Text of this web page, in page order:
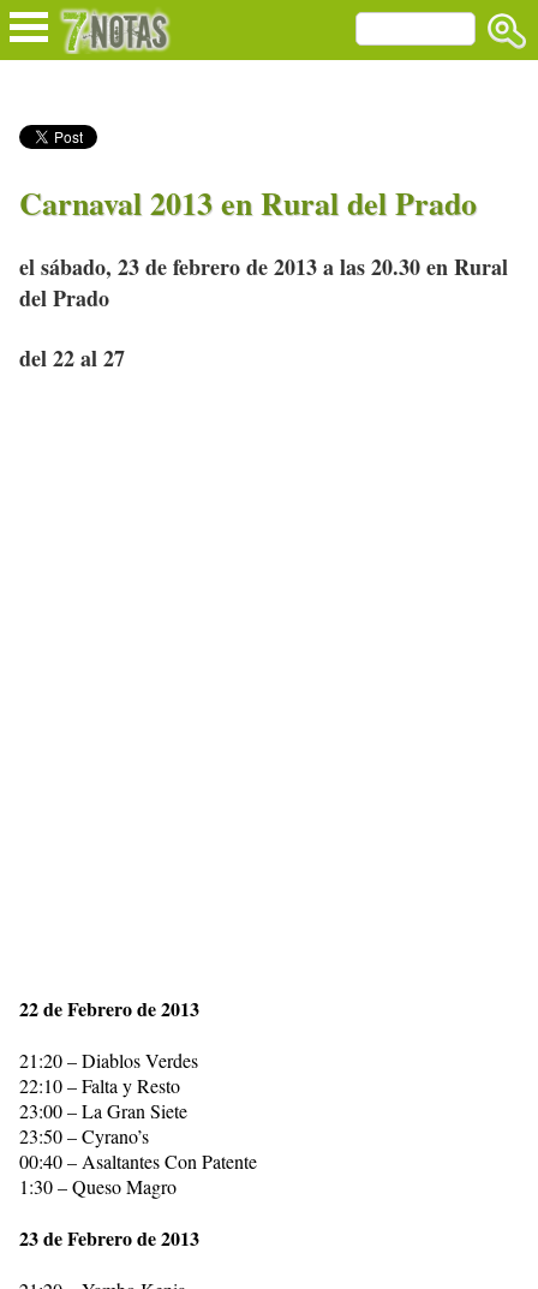
Carnaval 2013 en Rural del Prado
el sábado, 23 de febrero de 2013 a las 20.30 en Rural
del Prado
del 22 al 27
22 de Febrero de 2013
21:20 – Diablos Verdes
22:10 – Falta y Resto
23:00 – La Gran Siete
23:50 – Cyrano’s
00:40 – Asaltantes Con Patente
1:30 – Queso Magro
23 de Febrero de 2013